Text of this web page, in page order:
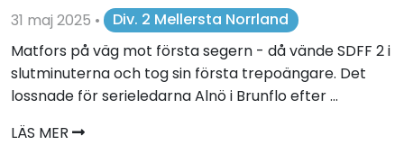
31 maj 2025 •
Div. 2 Mellersta Norrland
Matfors på väg mot första segern - då vände SDFF 2 i
slutminuterna och tog sin första trepoängare. Det
lossnade för serieledarna Alnö i Brunflo efter ...
LÄS MER